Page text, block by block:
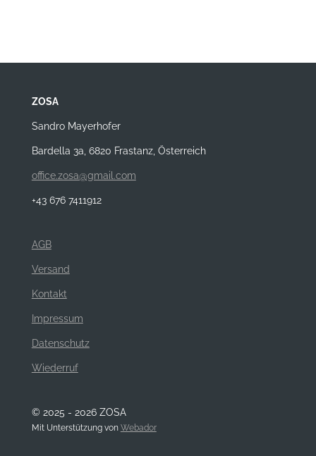
ZOSA
Sandro Mayerhofer
Bardella 3a, 6820 Frastanz, Österreich
office.zosa@gmail.com
+43 676 7411912
AGB
Versand
Kontakt
Impressum
Datenschutz
Wiederruf
© 2025 - 2026 ZOSA
Mit Unterstützung von Webador